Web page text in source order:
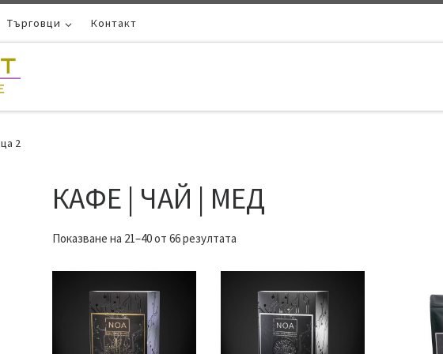
Търговци Контакт
2
КАФЕ | ЧАЙ | МЕД
Показване на 21–40 от 66 резултата